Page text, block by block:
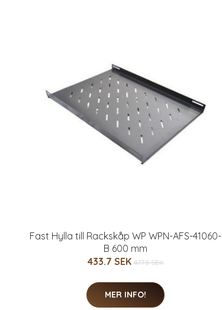
Fast Hylla till Rackskåp WP WPN-AFS-41060-
B 600 mm
433.7 SEK 477.8 SEK
MER INFO!